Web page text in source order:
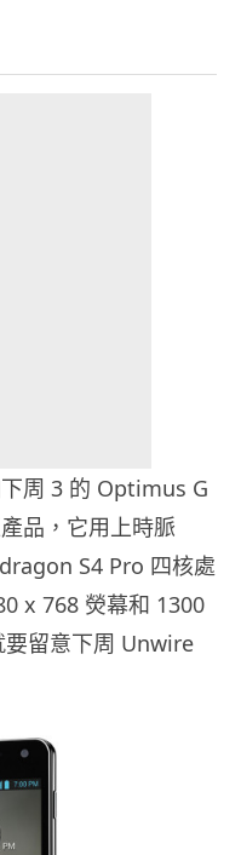
周 3 的 Optimus G
品，它用上時脈
S4 Pro 四核處
x 768 熒幕和 1300
要留意下周 Unwire